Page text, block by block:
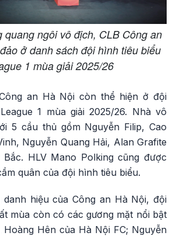
quang ngôi vô địch, CLB Công an
ở danh sách đội hình tiêu biểu
1 mùa giải 2025/26
an Hà Nội còn thể hiện ở đội
1 mùa giải 2025/26. Nhà vô
5 cầu thủ gồm Nguyễn Filip, Cao
Nguyễn Quang Hải, Alan Grafite
HLV Mano Polking cũng được
quân của đội hình tiêu biểu.
danh hiệu của Công an Hà Nội, đội
mùa còn có các gương mặt nổi bật
Hên của Hà Nội FC; Nguyễn